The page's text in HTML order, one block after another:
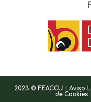
2023 © FEACCU | Aviso
de Cookies